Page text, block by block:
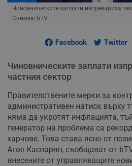
Чиновническите заплати изпревариха
Снимка: bTV
Facebook Twitter
Чиновническите заплати
частния сектор
Правителствените мерки за
административен натиск върху
няма да укротят инфлацията,
генератор на проблема са
харчове. Това става ясно от
Агоп Каспарян, съобщават от
внесените от управляващите